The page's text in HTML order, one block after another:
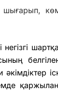
әкімдіктер